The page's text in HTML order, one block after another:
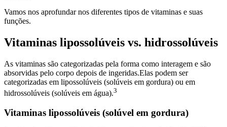
Vamos nos aprofundar nos diferentes tipos de vitaminas e suas
funções.
Vitaminas lipossolúveis vs. hidrossolúveis
As vitaminas são categorizadas pela forma como interagem e são
absorvidas pelo corpo depois de ingeridas.Elas podem ser
categorizadas em lipossolúveis (solúveis em gordura) ou em
hidrossolúveis (solúveis em água).3
Vitaminas lipossolúveis (solúvel em gordura)